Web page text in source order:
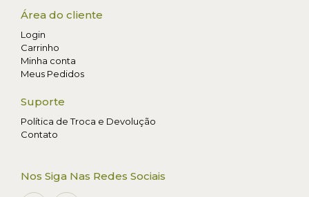
Área do cliente
Login
Carrinho
Minha conta
Meus Pedidos
Suporte
Política de Troca e Devolução
Contato
Nos Siga Nas Redes Sociais